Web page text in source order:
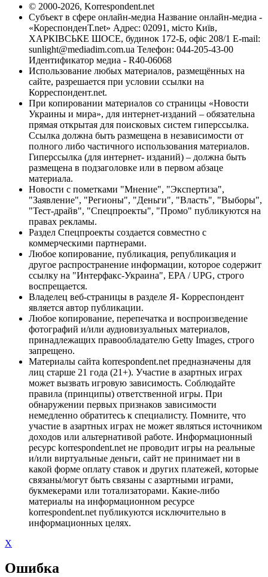
© 2000-2026, Korrespondent.net
Субъект в сфере онлайн-медиа Название онлайн-медиа -
«КореспонденТ.net» Адрес: 02091, місто Київ,
ХАРКІВСЬКЕ ШОСЕ, будинок 172-Б, офіс 208/1 E-mail:
sunlight@mediadim.com.ua Телефон: 044-205-43-00
Идентификатор медиа - R40-06068
Использование любых материалов, размещённых на
сайте, разрешается при условии ссылки на
Корреспондент.net.
При копировании материалов со страницы «Новости
Украины и мира», для интернет-изданий – обязательна
прямая открытая для поисковых систем гиперссылка.
Ссылка должна быть размещена в независимости от
полного либо частичного использования материалов.
Гиперссылка (для интернет- изданий) – должна быть
размещена в подзаголовке или в первом абзаце
материала.
Новости с пометками "Мнение", "Экспертиза",
"Заявление", "Регионы", "Деньги", "Власть", "Выборы",
"Тест-драйв", "Спецпроекты", "Промо" публикуются на
правах рекламы.
Раздел Спецпроекты создается совместно с
коммерческими партнерами.
Любое копирование, публикация, републикация и
другое распространение информации, которое содержит
ссылку на "Интерфакс-Украина", EPA / UPG, строго
воспрещается.
Владелец веб-страницы в разделе Я- Корреспондент
является автор публикации.
Любое копирование, перепечатка и воспроизведение
фотографий и/или аудиовизуальных материалов,
принадлежащих правообладателю Getty Images, строго
запрещено.
Материалы сайта korrespondent.net предназначены для
лиц старше 21 года (21+). Участие в азартных играх
может вызвать игровую зависимость. Соблюдайте
правила (принципы) ответственной игры. При
обнаружении первых признаков зависимости
немедленно обратитесь к специалисту. Помните, что
участие в азартных играх не может являться источником
доходов или альтернативой работе. Информационный
ресурс korrespondent.net не проводит игры на реальные
и/или виртуальные деньги, сайт не принимает ни в
какой форме оплату ставок и других платежей, которые
связаны/могут быть связаны с азартными играми,
букмекерами или тотализаторами. Какие-либо
материалы на информационном ресурсе
korrespondent.net публикуются исключительно в
информационных целях.
X
Ошибка